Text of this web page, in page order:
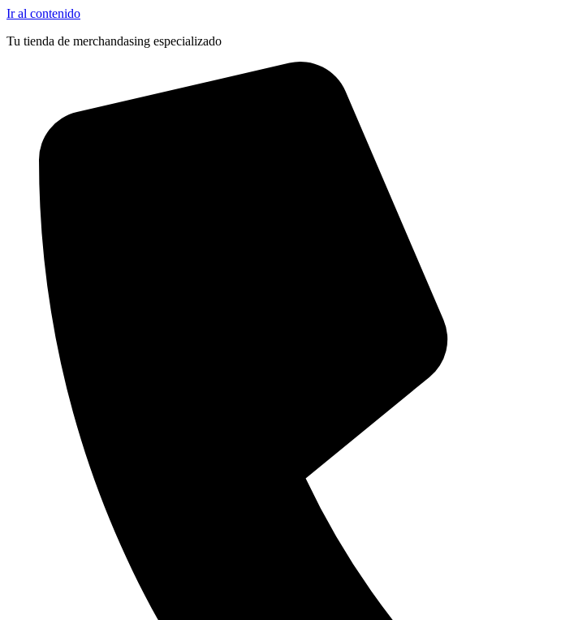
Ir al contenido
Tu tienda de merchandasing especializado